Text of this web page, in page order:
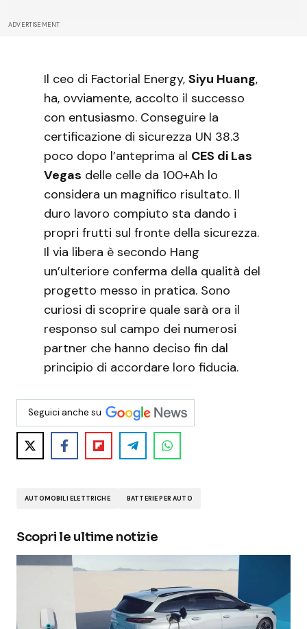
ADVERTISEMENT
Il ceo di Factorial Energy, Siyu Huang,
ha, ovviamente, accolto il successo
con entusiasmo. Conseguire la
certificazione di sicurezza UN 38.3
poco dopo l’anteprima al CES di Las
Vegas delle celle da 100+Ah lo
considera un magnifico risultato. Il
duro lavoro compiuto sta dando i
propri frutti sul fronte della sicurezza.
Il via libera è secondo Hang
un’ulteriore conferma della qualità del
progetto messo in pratica. Sono
curiosi di scoprire quale sarà ora il
responso sul campo dei numerosi
partner che hanno deciso fin dal
principio di accordare loro fiducia.
Seguici anche su
AUTOMOBILI ELETTRICHE BATTERIE PER AUTO
Scopri le ultime notizie